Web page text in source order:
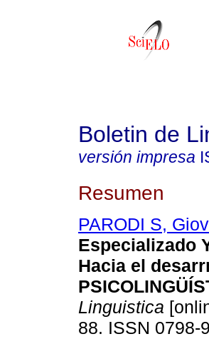
Boletin de
versión impresa
Resumen
PARODI S,
Especializado
Hacia el
Linguistica
88. ISSN 0798-